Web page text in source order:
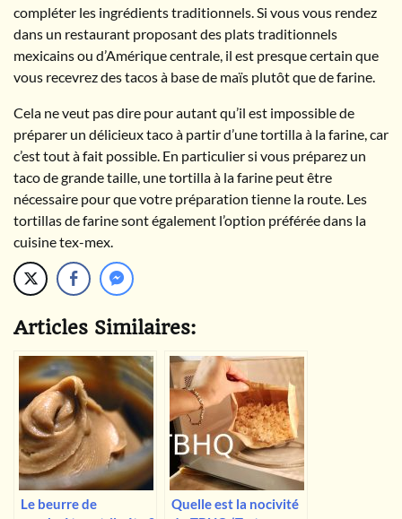
compléter les ingrédients traditionnels. Si vous vous rendez
dans un restaurant proposant des plats traditionnels
mexicains ou d’Amérique centrale, il est presque certain que
vous recevrez des tacos à base de maïs plutôt que de farine.
Cela ne veut pas dire pour autant qu’il est impossible de
préparer un délicieux taco à partir d’une tortilla à la farine, car
c’est tout à fait possible. En particulier si vous préparez un
taco de grande taille, une tortilla à la farine peut être
nécessaire pour que votre préparation tienne la route. Les
tortillas de farine sont également l’option préférée dans la
cuisine tex-mex.
Articles Similaires:
Le beurre de
Quelle est la nocivité